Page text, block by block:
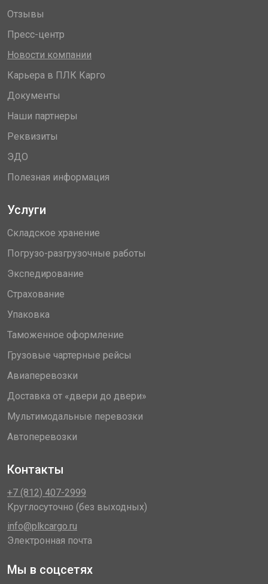
Отзывы
Пресс-центр
Новости компании
Карьера в ПЛК Карго
Документы
Наши партнеры
Реквизиты
ЭДО
Полезная информация
Услуги
Складское хранение
Погрузо-разгрузочные работы
Экспедирование
Страхование
Упаковка
Таможенное оформление
Грузовые чартерные рейсы
Авиаперевозки
Доставка от «двери до двери»
Мультимодальные перевозки
Автоперевозки
Контакты
+7 (812) 407-2999
Круглосуточно (без выходных)
info@plkcargo.ru
Электронная почта
Мы в соцсетях